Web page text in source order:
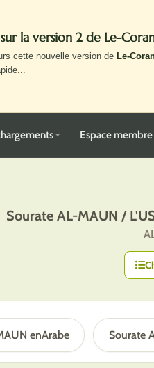
la version 2 de Le-
cette nouvelle version de Le-
...
Espace membre
Sourate AL-MAUN /
enArabe Sourate